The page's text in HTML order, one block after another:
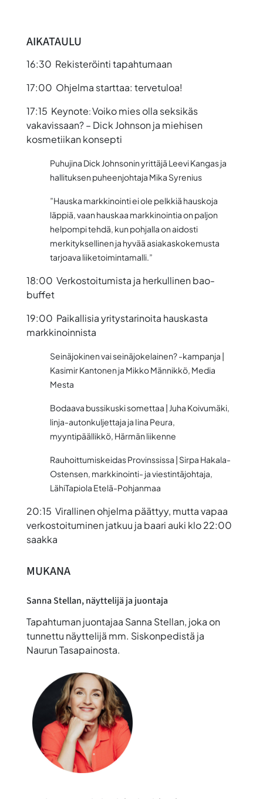
AIKATAULU
16:30 Rekisteröinti tapahtumaan
17:00 Ohjelma starttaa: tervetuloa!
17:15 Keynote:Voiko mies olla seksikäs
vakavissaan? – Dick Johnson ja miehisen
kosmetiikan konsepti
Puhujina Dick Johnsonin yrittäjä Leevi Kangasja
hallituksen puheenjohtaja Mika Syrenius
”Hauska markkinointi ei ole pelkkiä hauskoja
läppiä, vaan hauskaa markkinointia on paljon
helpompi tehdä, kun pohjalla on aidosti
merkityksellinen ja hyvää asiakaskokemusta
tarjoava liiketoimintamalli.”
18:00 Verkostoitumista ja herkullinen bao-
buffet
19:00 Paikallisia yritystarinoita hauskasta
markkinoinnista
Seinäjokinen vai seinäjokelainen? -kampanja |
Kasimir Kantonen ja Mikko Männikkö, Media
Mesta
Bodaava bussikuski somettaa | Juha Koivumäki,
linja-autonkuljettaja ja Iina Peura,
myyntipäällikkö, Härmän liikenne
Rauhoittumiskeidas Provinssissa | Sirpa Hakala-
Ostensen, markkinointi- ja viestintäjohtaja,
LähiTapiola Etelä-Pohjanmaa
20:15 Virallinen ohjelma päättyy, mutta vapaa
verkostoituminen jatkuu ja baari auki klo 22:00
saakka
MUKANA
Sanna Stellan, näyttelijä ja juontaja
Tapahtuman juontajaa Sanna Stellan, joka on
tunnettu näyttelijä mm. Siskonpedistä ja
Naurun Tasapainosta.